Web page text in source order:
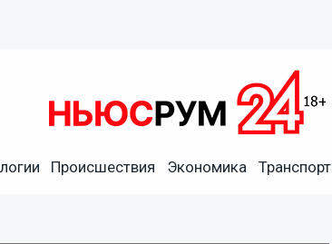
Происшествия Экономика Транспорт
пройдет в